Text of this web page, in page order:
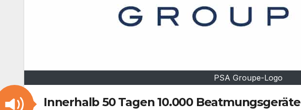
PSA Groupe-Logo
Innerhalb 50 Tagen 10.000 Beatmungsgeräte